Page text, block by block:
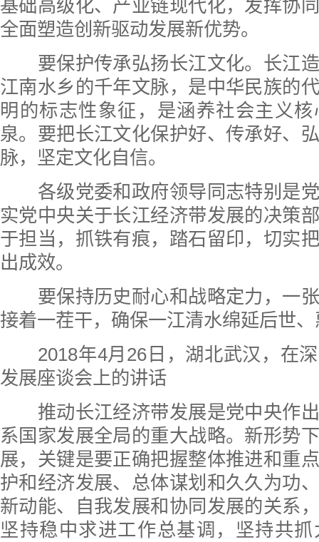
基础高级化、产业链现代化，发挥协
全面塑造创新驱动发展新优势。
要保护传承弘扬长江文化。长江造
江南水乡的千年文脉，是中华民族的
明的标志性象征，是涵养社会主义
泉。要把长江文化保护好、传承好、
脉，坚定文化自信。
各级党委和政府领导同志特别是党
实党中央关于长江经济带发展的决策
于担当，抓铁有痕，踏石留印，切实
出成效。
要保持历史耐心和战略定力，一张
接着一茬干，确保一江清水绵延后世
2018年4月26日，湖北武汉，在
发展座谈会上的讲话
推动长江经济带发展是党中央作出
系国家发展全局的重大战略。新形势
展，关键是要正确把握整体推进和重
护和经济发展、总体谋划和久久为功
新动能、自我发展和协同发展的关系
坚持稳中求进工作总基调，坚持共